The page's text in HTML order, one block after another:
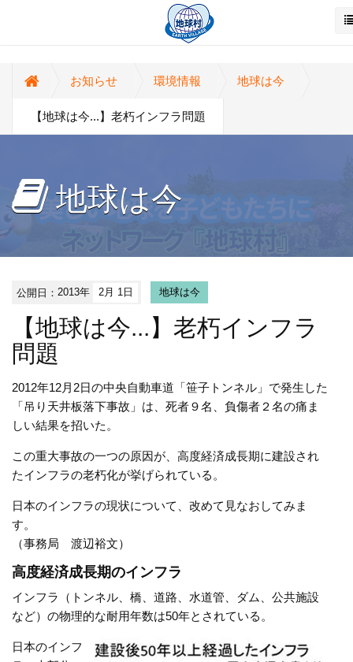
お知らせ 環境情報 地球は今
【地球は今...】老朽インフラ問題
地球は今
公開日：2013年 2月 1日 地球は今
【地球は今...】老朽インフラ
問題
2012年12月2日の中央自動車道「笹子トンネル」で発生した
「吊り天井板落下事故」は、死者９名、負傷者２名の痛ま
しい結果を招いた。
この重大事故の一つの原因が、高度経済成長期に建設され
たインフラの老朽化が挙げられている。
日本のインフラの現状について、改めて見なおしてみま
す
（事務局 渡辺裕文）
高度経済成長期のインフラ
インフラ（トンネル、橋、道路、水道管、ダム、公共施設
など）の物理的な耐用年数は50年とされている。
日本のインフ